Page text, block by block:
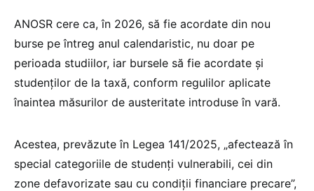
ANOSR cere ca, în 2026, să fie acordate din nou
burse pe întreg anul calendaristic, nu doar pe
perioada studiilor, iar bursele să fie acordate și
studenților de la taxă, conform regulilor aplicate
înaintea măsurilor de austeritate introduse în vară.
Acestea, prevăzute în Legea 141/2025, „afectează în
special categoriile de studenți vulnerabili, cei din
zone defavorizate sau cu condiții financiare precare”,